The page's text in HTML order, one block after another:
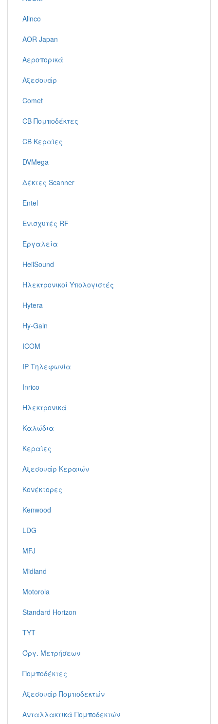
Alinco
AOR Japan
Αεροπορικά
Αξεσουάρ
Comet
CB Πομποδέκτες
CB Κεραίες
DVMega
Δέκτες Scanner
Entel
Ενισχυτές RF
Εργαλεία
HeilSound
Ηλεκτρονικοί Υπολογιστές
Hytera
Hy-Gain
ICOM
IP Τηλεφωνία
Inrico
Ηλεκτρονικά
Καλώδια
Κεραίες
Αξεσουάρ Κεραιών
Κονέκτορες
Kenwood
LDG
MFJ
Midland
Motorola
Standard Horizon
TYT
Όργ. Μετρήσεων
Πομποδέκτες
Αξεσουάρ Πομποδεκτών
Ανταλλακτικά Πομποδεκτών